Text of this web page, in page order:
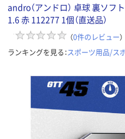
andro（アンドロ） 卓球 裏ソフ
1.6 赤 112277 1個（直送品）
（0件のレビュー）
ランキングを見る：スポーツ用品/ス